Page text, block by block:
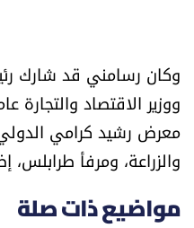
شروط الاستخدام
شروط الإشتراك
وكان رسامني قد شارك
ووزير الاقتصاد
معرض رشيد كرامي
والزراعة، ومرفأ
مواضيع ذات صلة